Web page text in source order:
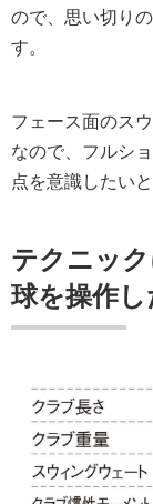
ので、思い切り
す。
フェース面のス
なので、フルシ
点を意識したいと
テクニッ
球を操作